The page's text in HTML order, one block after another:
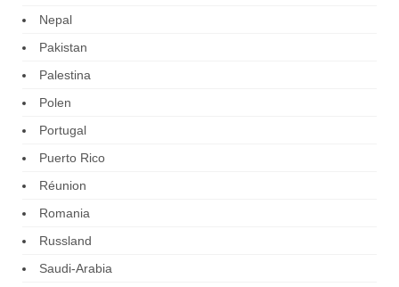
Nepal
Pakistan
Palestina
Polen
Portugal
Puerto Rico
Réunion
Romania
Russland
Saudi-Arabia